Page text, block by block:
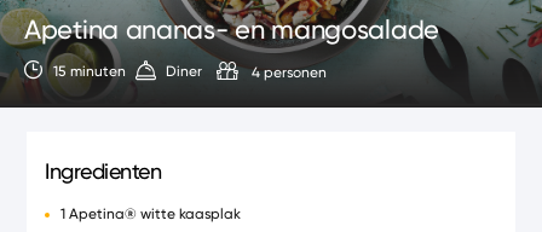
Apetina ananas- en mangosalade
15 minuten Diner 4 personen
Ingredienten
1 Apetina® witte kaasplak